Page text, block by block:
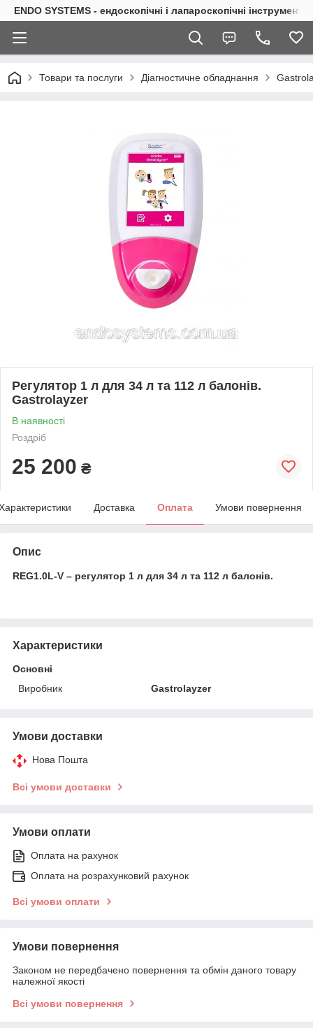
ENDO SYSTEMS - ендоскопічні і лапароскопічні інструменти
Товари та послуги Діагностичне обладнання
Регулятор 1 л для 34 л та 112 л балонів.
Gastrolayzer
В наявності
Роздріб
25 200 ₴
Доставка Оплата Умови повернення
Опис
REG1.0L-V – регулятор 1 л для 34 л та 112 л балонів.
Характеристики
Основні
Виробник
Gastrolayzer
Умови доставки
Нова Пошта
Всі умови доставки
Умови оплати
Оплата на рахунок
Оплата на розрахунковий рахунок
Всі умови оплати
Умови повернення
Законом не передбачено повернення та обмін даного товару
належної якості
Всі умови повернення